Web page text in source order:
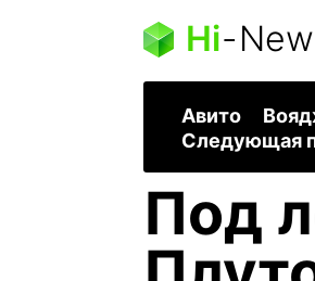
Hi-
Авито
Следующая
Под